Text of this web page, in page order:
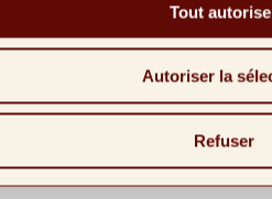
Tout
Autoriser la
Refuser
dans une nouvelle fenêtre)